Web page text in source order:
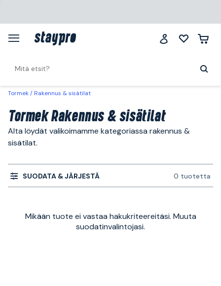
Tormek Rakennus & sisätilat
Tormek Rakennus & sisätilat
Alta löydät valikoimamme kategoriassa rakennus &
sisätilat.
SUODATA & JÄRJESTÄ 0 tuotetta
Mikään tuote ei vastaa hakukriteereitäsi. Muuta
suodatinvalintojasi.